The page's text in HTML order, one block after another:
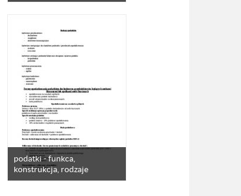
podatki - funkca,
konstrukcja, rodzaje